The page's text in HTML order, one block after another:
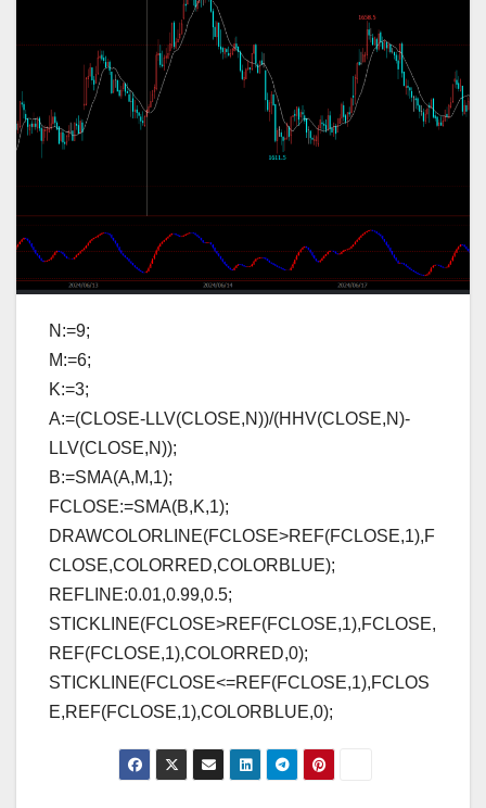
N:=9;
M:=6;
K:=3;
A:=(CLOSE-LLV(CLOSE,N))/(HHV(CLOSE,N)-
LLV(CLOSE,N));
B:=SMA(A,M,1);
FCLOSE:=SMA(B,K,1);
DRAWCOLORLINE(FCLOSE>REF(FCLOSE,1),F
CLOSE,COLORRED,COLORBLUE);
REFLINE:0.01,0.99,0.5;
STICKLINE(FCLOSE>REF(FCLOSE,1),FCLOSE,
REF(FCLOSE,1),COLORRED,0);
STICKLINE(FCLOSE<=REF(FCLOSE,1),FCLOS
E,REF(FCLOSE,1),COLORBLUE,0);